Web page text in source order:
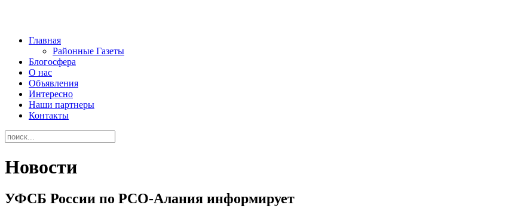
Главная
Районные Газеты
Блогосфера
О нас
Объявления
Интересно
Наши партнеры
Контакты
Новости
УФСБ России по РСО-Алания информирует